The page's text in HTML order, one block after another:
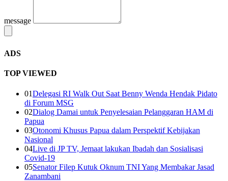
message
ADS
TOP VIEWED
01Delegasi RI Walk Out Saat Benny Wenda Hendak Pidato
di Forum MSG
02Dialog Damai untuk Penyelesaian Pelanggaran HAM di
Papua
03Otonomi Khusus Papua dalam Perspektif Kebijakan
Nasional
04Live di JP TV, Jemaat lakukan Ibadah dan Sosialisasi
Covid-19
05Senator Filep Kutuk Oknum TNI Yang Membakar Jasad
Zanambani